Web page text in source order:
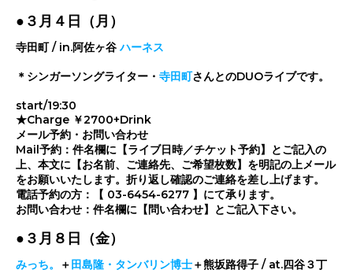
●３月４日（月）
寺田町 / in.阿佐ヶ谷ハーネス
＊シンガーソングライター・ 寺田町さんとのDUOライブです。
start/19:30
★Charge ￥2700+Drink
メール予約・お問い合わせ
Mail予約：件名欄に【ライブ日時／チケット予約】とご記入の
上、本文に【お名前、ご連絡先、ご希望枚数】を明記の上メール
をお願いいたします。折り返し確認のご連絡を差し上げます。
電話予約の方：【 03-6454-6277 】にて承ります。
お問い合わせ：件名欄に【問い合わせ】とご記入下さい。
●３月８日（金）
みっち。 ＋田島隆・タンバリン博士＋熊坂路得子 / at.四谷３丁